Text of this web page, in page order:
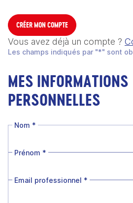
CRÉER MON COMPTE
Vous avez déjà un compte ?
Les champs indiqués par "*" sont
MES INFORMATIONS
PERSONNELLES
Nom *
Prénom *
Email professionnel *